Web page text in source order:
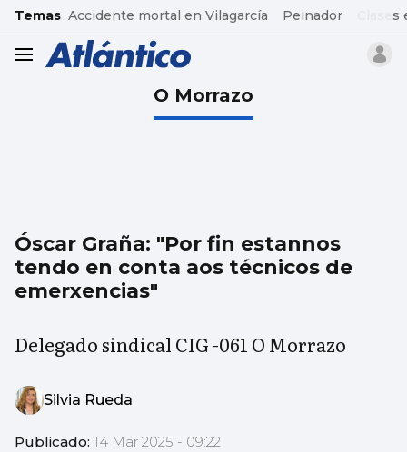
common.go-to-content
Temas Accidente mortal en Vilagarcía Peinador
header.menu.open
O Morrazo
Óscar Graña: "Por fin estannos
tendo en conta aos técnicos de
emerxencias"
Delegado sindical CIG -061 O Morrazo
Silvia Rueda
Publicado: 14 Mar 2025 - 09:22